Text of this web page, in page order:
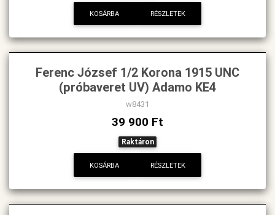
KOSÁRBA RÉSZLETEK
Ferenc József 1/2 Korona 1915 UNC
(próbaveret UV) Adamo KE4
w8431
39 900 Ft
Raktáron
KOSÁRBA RÉSZLETEK